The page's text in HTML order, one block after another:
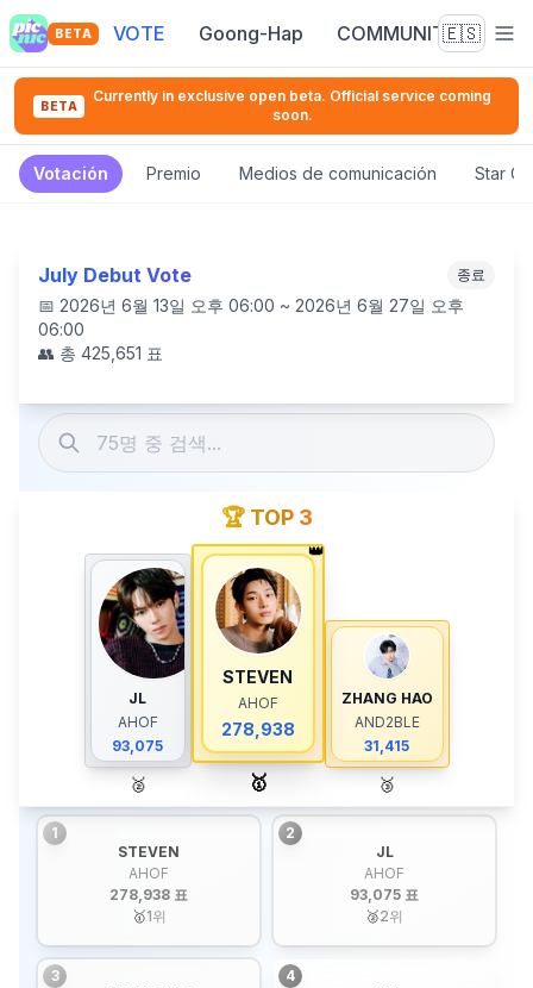
BETA VOTE Goong-Hap COMMUNITY🇪🇸
BETA
Currently in exclusive open beta. Official service coming
soon.
Votación Premio Medios de comunicación Star
July Debut Vote 종료
📅 2026년 6월 13일 오후 06:00 ~ 2026년 6월 27일 오후
06:00
👥 총 425,651 표
🏆 TOP 3
JL
AHOF
93,075
🥈
👑
STEVEN
AHOF
278,938
🥇
ZHANG HAO
AND2BLE
31,415
🥉
1
STEVEN
AHOF
278,938 표
🥇1위
2
JL
AHOF
93,075 표
🥈2위
3
4